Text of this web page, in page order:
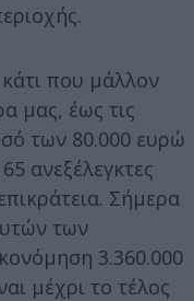
που μάλλον
μας, έως τις
των 80.000 ευρώ
ανεξέλεγκτες
Σήμερα
των
3.360.000
μέχρι το τέλος